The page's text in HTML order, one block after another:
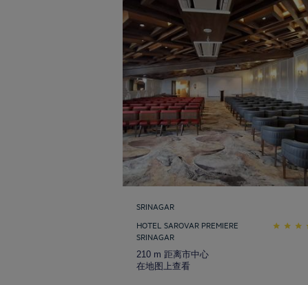
SRINAGAR
HOTEL SAROVAR PREMIERE
SRINAGAR
210 m 距离市中心
在地图上查看